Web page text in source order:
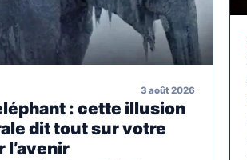
3 août 2026
: cette illusion
dit tout sur votre
l’avenir